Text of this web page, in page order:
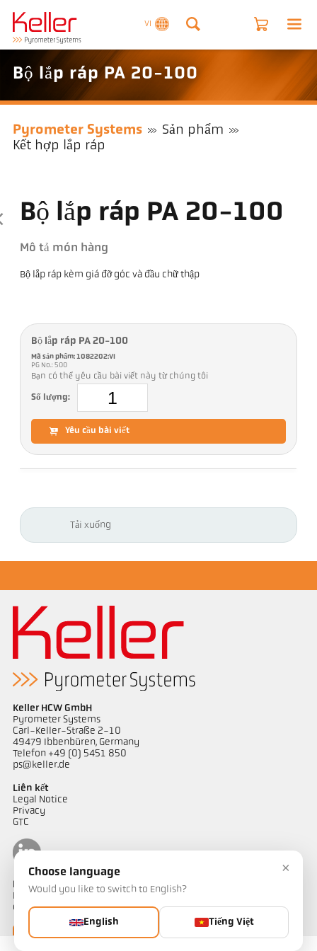
VI
Bộ lắp ráp PA 20-100
Pyrometer Systems
Sản phẩm
Kết hợp lắp ráp
Bộ lắp ráp PA 20-100
Mô tả món hàng
Bộ lắp ráp kèm giá đỡ góc và đầu chữ thập
Bộ lắp ráp PA 20-100
Mã sản phẩm: 1082202:VI
PG No.: 500
Bạn có thể yêu cầu bài viết này từ chúng tôi
Số lượng:
Yêu cầu bài viết
Tải xuống
Keller HCW GmbH
Pyrometer Systems
Carl-Keller-Straße 2-10
49479 Ibbenbüren, Germany
Telefon +49 (0) 5451 850
ps@keller.de
Liên kết
Legal Notice
Privacy
GTC
Liên hệ
Bạn có câu hỏi về các giải pháp đo nhiệt độ của chúng tôi? Đội ngũ
của chúng tôi sẵn sàng hỗ trợ bạn.
Liên hệ ngay
×
Choose language
Would you like to switch to English?
English Tiếng Việt